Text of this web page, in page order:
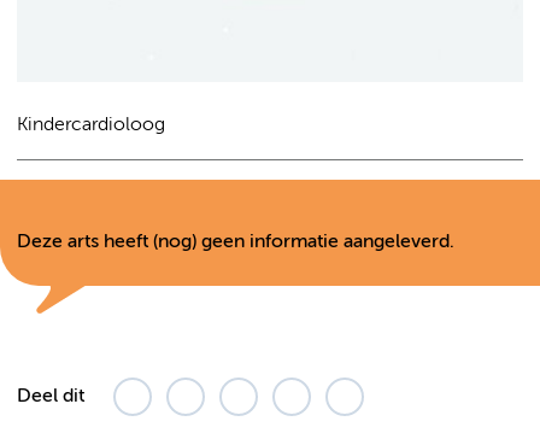
Kindercardioloog
Deze arts heeft (nog) geen informatie aangeleverd.
Deel dit